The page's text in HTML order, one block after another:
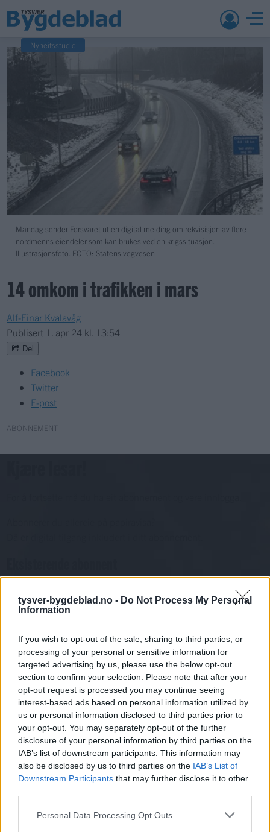
tysver-bygdeblad.no - Do Not Process My Personal
Information
If you wish to opt-out of the sale, sharing to third parties, or
processing of your personal or sensitive information for
targeted advertising by us, please use the below opt-out
section to confirm your selection. Please note that after your
opt-out request is processed you may continue seeing
interest-based ads based on personal information utilized by
us or personal information disclosed to third parties prior to
your opt-out. You may separately opt-out of the further
disclosure of your personal information by third parties on the
IAB’s list of downstream participants. This information may
also be disclosed by us to third parties on the IAB’s List of
Downstream Participants that may further disclose it to other
Personal Data Processing Opt Outs
Mandag sender Forsvaret ut en digital melding om rekvisisjon av flere
nordmenns eiendeler som kan brukes ved en krigssituasjon.
Illustrasjonsfoto. FOTO: Statens vegvesen
Nyheitsstudio
14 omkom i trafikken i mars
Alf-Einar Kvalavåg
Publisert 1. apr 24 kl. 13:54
Del
Facebook
Twitter
E-post
ABONNEMENT
Passord
Har du gløymt passordet?
Har du ikkje abonnement?
Bli abonnent
Nyheitsstudio
Mest lest siste syv dager